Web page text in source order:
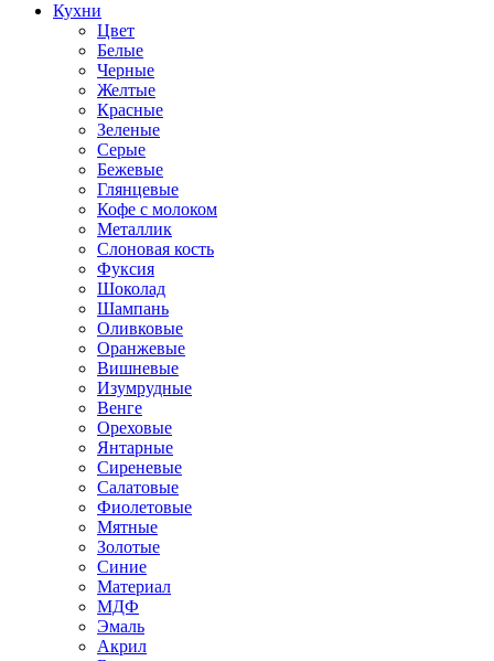
Кухни
Цвет
Белые
Черные
Желтые
Красные
Зеленые
Серые
Бежевые
Глянцевые
Кофе с молоком
Металлик
Слоновая кость
Фуксия
Шоколад
Шампань
Оливковые
Оранжевые
Вишневые
Изумрудные
Венге
Ореховые
Янтарные
Сиреневые
Салатовые
Фиолетовые
Мятные
Золотые
Синие
Материал
МДФ
Эмаль
Акрил